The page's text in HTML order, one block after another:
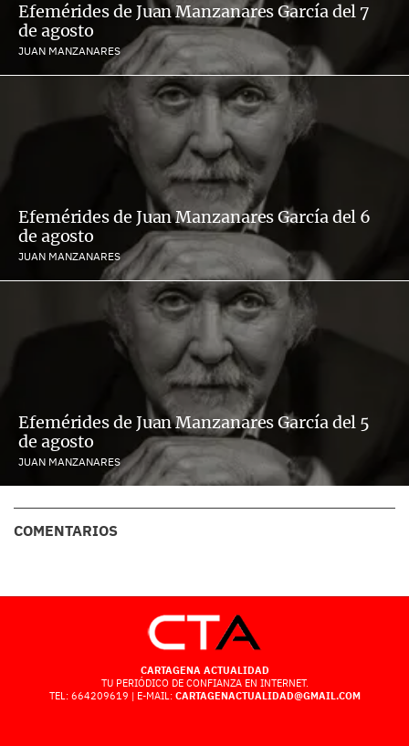
Efemérides de Juan Manzanares García del 7
de agosto
JUAN MANZANARES
Efemérides de Juan Manzanares García del 6
de agosto
JUAN MANZANARES
Efemérides de Juan Manzanares García del 5
de agosto
JUAN MANZANARES
COMENTARIOS
CARTAGENA ACTUALIDAD
TU PERIÓDICO DE CONFIANZA EN INTERNET.
TEL: 664209619 | E-MAIL: CARTAGENACTUALIDAD@GMAIL.COM